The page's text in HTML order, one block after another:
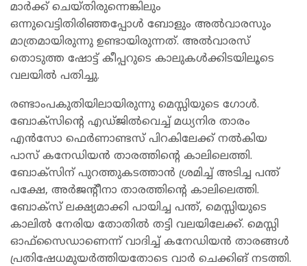
മാര്‍ക്ക് ചെയ്തിരുന്നെങ്കിലും
ഒന്നുവെട്ടിതിരിഞ്ഞപ്പോള്‍ ബോളും അല്‍വാരസും
മാത്രമായിരുന്നു ഉണ്ടായിരുന്നത്. അല്‍വാരസ്
തൊടുത്ത ഷോട്ട് കീപ്പറുടെ കാലുകള്‍ക്കിടയിലൂടെ
വലയില്‍ പതിച്ചു.
രണ്ടാംപകുതിയിലായിരുന്നു മെസ്സിയുടെ ഗോള്‍.
ബോക്സിന്റെ എഡ്ജില്‍വെച്ച് മധ്യനിര താരം
എന്‍സോ ഫെര്‍ണാണ്ടസ് പിറകിലേക്ക് നല്‍കിയ
പാസ് കനേഡിയന്‍ താരത്തിന്റെ കാലിലെത്തി.
ബോക്സിന് പുറത്തുകടത്താന്‍ ശ്രമിച്ച് അടിച്ച പന്ത്
പക്ഷേ, അര്‍ജന്റീനാ താരത്തിന്റെ കാലിലെത്തി.
ബോക്സ് ലക്ഷ്യമാക്കി പായിച്ച പന്ത്, മെസ്സിയുടെ
കാലില്‍ നേരിയ തോതില്‍ തട്ടി വലയിലേക്ക്. മെസ്സി
ഓഫ്സൈഡാണെന്ന് വാദിച്ച് കനേഡിയന്‍ താരങ്ങള്‍
പ്രതിഷേധമുയര്‍ത്തിയതോടെ വാര്‍ ചെക്കിങ് നടത്തി.